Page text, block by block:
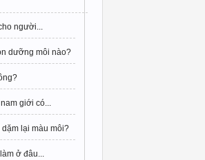
người...
dưỡng môi nào?
giới có...
lại màu môi?
ở đâu...